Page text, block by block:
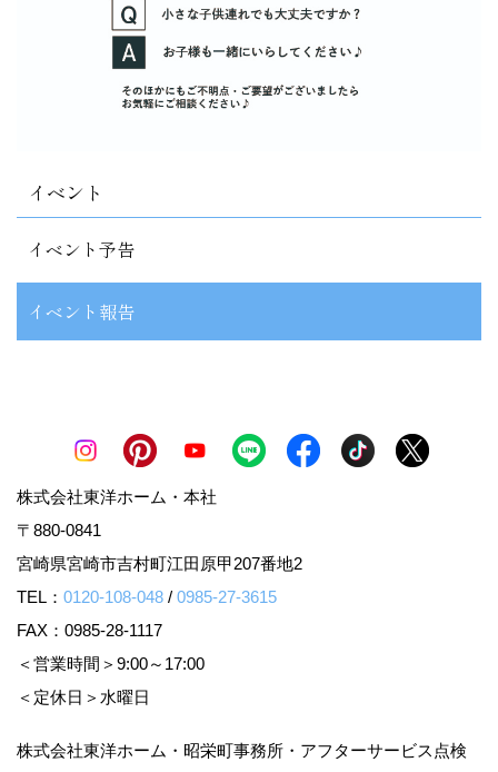
イベント
イベント予告
イベント報告
株式会社東洋ホーム・本社
〒880-0841
宮崎県宮崎市吉村町江田原甲207番地2
TEL： 0120-108-048 / 0985-27-3615
FAX：0985-28-1117
＜営業時間＞9:00～17:00
＜定休日＞水曜日
株式会社東洋ホーム・昭栄町事務所・アフターサービス点検